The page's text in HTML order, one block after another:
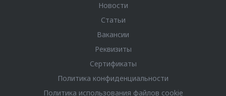
Новости
Статьи
Вакансии
Реквизиты
Сертификаты
Политика конфиденциальности
Политика использования файлов cookie